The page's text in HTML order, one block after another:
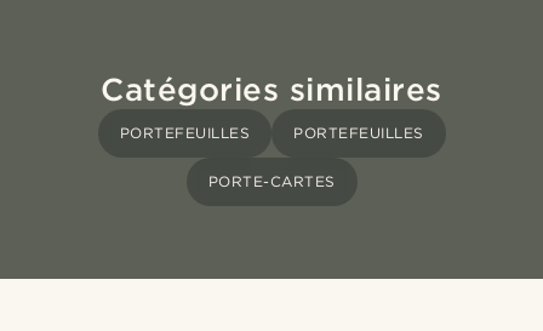
Catégories similaires
PORTEFEUILLES PORTEFEUILLES
PORTE-CARTES